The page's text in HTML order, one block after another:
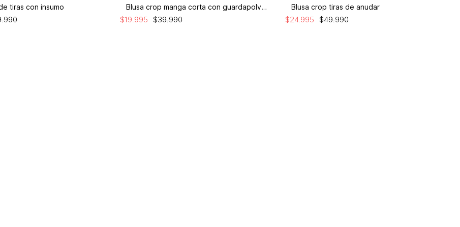
tiras con insumo
.990
Blusa crop manga corta con guardapolvo y
$39.990
$19.995
Blusa crop tiras de anudar
$49.990
$24.995